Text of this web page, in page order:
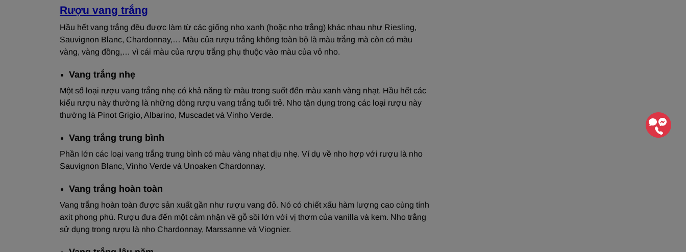
Rượu vang trắng
Hầu hết vang trắng đều được làm từ các giống nho xanh (hoặc nho trắng) khác nhau như Riesling,
Sauvignon Blanc, Chardonnay,… Màu của rượu trắng không toàn bộ là màu trắng mà còn có màu
vàng, vàng đồng,… vì cái màu của rượu trắng phụ thuộc vào màu của vỏ nho.
Vang trắng nhẹ
Một số loại rượu vang trắng nhẹ có khả năng từ màu trong suốt đến màu xanh vàng nhạt. Hầu hết các
kiểu rượu này thường là những dòng rượu vang trắng tuổi trẻ. Nho tận dụng trong các loại rượu này
thường là Pinot Grigio, Albarino, Muscadet và Vinho Verde.
Vang trắng trung bình
Phần lớn các loại vang trắng trung bình có màu vàng nhạt dịu nhẹ. Ví dụ về nho hợp với rượu là nho
Sauvignon Blanc, Vinho Verde và Unoaken Chardonnay.
Vang trắng hoàn toàn
Vang trắng hoàn toàn được sản xuất gần như rượu vang đỏ. Nó có chiết xấu hàm lượng cao cùng tính
axit phong phú. Rượu đưa đến một cảm nhận về gỗ sồi lớn với vị thơm của vanilla và kem. Nho trắng
sử dụng trong rượu là nho Chardonnay, Marssanne và Viognier.